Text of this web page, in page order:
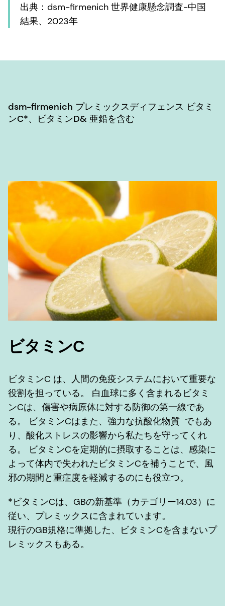
出典：dsm-firmenich 世界健康懸念調査-中国
結果、2023年
dsm-firmenich プレミックスディフェンス ビタミ
ンC*、ビタミンD& 亜鉛を含む
ビタミンC
ビタミンC は、人間の免疫システムにおいて重要な
役割を担っている。 白血球に多く含まれるビタミ
ンCは、傷害や病原体に対する防御の第一線であ
る。 ビタミンCはまた、強力な抗酸化物質 でもあ
り、酸化ストレスの影響から私たちを守ってくれ
る。 ビタミンCを定期的に摂取することは、感染に
よって体内で失われたビタミンCを補うことで、風
邪の期間と重症度を軽減するのにも役立つ。
*ビタミンCは、GBの新基準（カテゴリー14.03）に
従い、プレミックスに含まれています。
現行のGB規格に準拠した、ビタミンCを含まないプ
レミックスもある。